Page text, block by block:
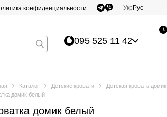
конфиденциальности Укр Рус
095 525 11 42
Каталог Детские кровати Детская кровать домик
домик белый
домик белый